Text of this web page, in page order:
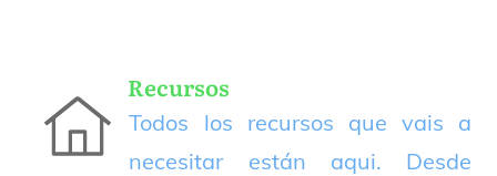
Recursos
Todos los recursos que vais a
necesitar están aqui. Desde